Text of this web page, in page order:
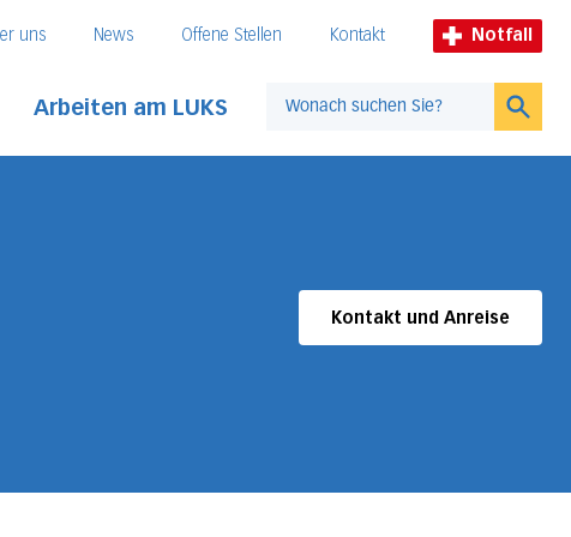
uns News Offene Stellen Kontakt Notfall
Arbeiten am LUKS
Kontakt und Anreise